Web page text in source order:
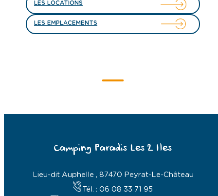
LES LOCATIONS
LES EMPLACEMENTS
Camping Paradis Les 2 Iles
Lieu-dit Auphelle , 87470 Peyrat-Le-Château
Tél. : 06 08 33 71 95